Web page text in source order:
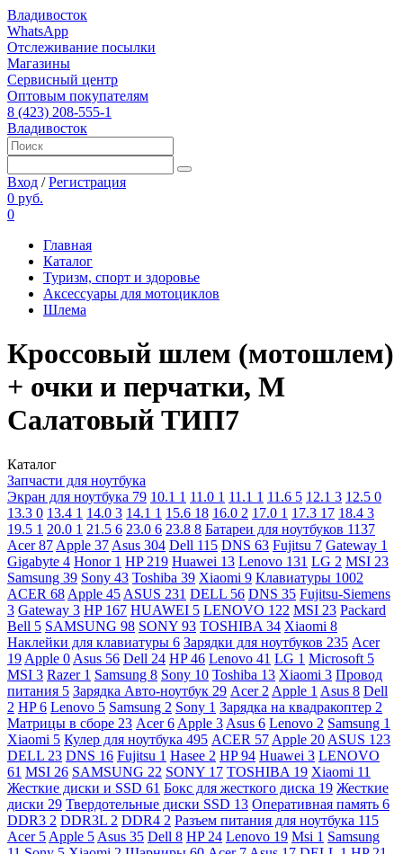
Владивосток
WhatsApp
Отслеживание посылки
Магазины
Сервисный центр
Оптовым покупателям
8 (423) 208-555-1
Владивосток
Вход /Регистрация
0 руб.
0
Главная
Каталог
Туризм, спорт и здоровье
Аксессуары для мотоциклов
Шлема
Кроссовый шлем (мотошлем)
+ очки и перчатки, M
Салатовый ТИП7
Каталог
Запчасти для ноутбука
Экран для ноутбука 79 10.1 1 11.0 1 11.1 1 11.6 5 12.1 3 12.5 0
13.3 0 13.4 1 14.0 3 14.1 1 15.6 18 16.0 2 17.0 1 17.3 17 18.4 3
19.5 1 20.0 1 21.5 6 23.0 6 23.8 8 Батареи для ноутбуков 1137
Acer87 Apple 37 Asus 304 Dell 115 DNS 63 Fujitsu 7 Gateway 1
Gigabyte 4 Honor 1 HP 219 Huawei 13 Lenovo 131 LG 2 MSI 23
Samsung 39 Sony 43 Toshiba 39 Xiaomi 9 Клавиатуры 1002
ACER 68 Apple 45 ASUS 231 DELL 56 DNS 35 Fujitsu-Siemens
3 Gateway 3 HP 167 HUAWEI 5 LENOVO 122 MSI 23 Packard
Bell 5 SAMSUNG 98 SONY 93 TOSHIBA 34 Xiaomi 8
Наклейки для клавиатуры 6 Зарядки для ноутбуков 235 Acer
19 Apple 0 Asus 56 Dell 24 HP46 Lenovo 41 LG 1 Microsoft 5
MSI 3 Razer 1 Samsung 8 Sony 10 Toshiba 13 Xiaomi 3 Провод
питания 5 Зарядка Авто-ноутбук 29 Acer 2 Apple 1 Asus 8 Dell
2 HP6 Lenovo 5 Samsung 2 Sony 1 Зарядка на квадракоптер 2
Матрицы в сборе 23 Acer6 Apple 3 Asus 6 Lenovo 2 Samsung 1
Xiaomi 5 Кулер для ноутбука 495 ACER 57 Apple 20 ASUS 123
DELL 23 DNS 16 Fujitsu 1 Hasee 2 HP94 Huawei 3 LENOVO
61 MSI 26 SAMSUNG 22 SONY 17 TOSHIBA 19 Xiaomi 11
Жесткие диски и SSD 61 Бокс для жесткого диска 19 Жесткие
диски 29 Твердотельные диски SSD 13 Оперативная память 6
DDR3 2 DDR3L 2 DDR4 2 Разъем питания для ноутбука 115
Acer 5 Apple 5 Asus 35 Dell 8 HP 24 Lenovo 19 Msi 1 Samsung